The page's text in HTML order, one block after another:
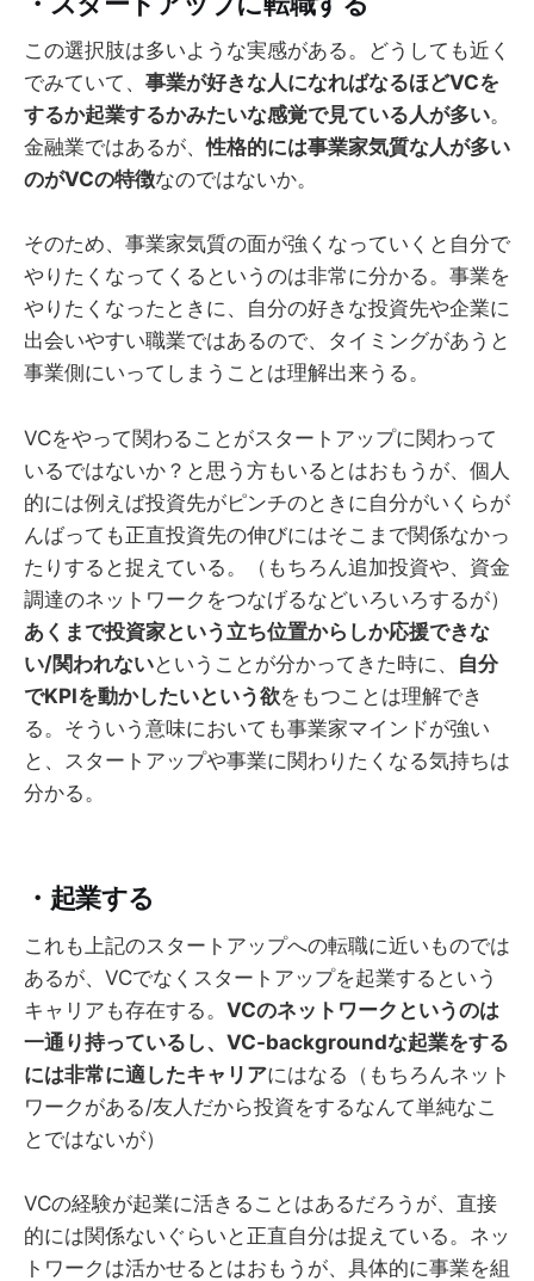
この選択肢は多いような実感がある。どうしても近く
でみていて、 事業が好きな人になればなるほどVCを
するか起業するかみたいな感覚で見ている人が多い。
金融業ではあるが、性格的には事業家気質な人が多い
のがVCの特徴なのではないか。
そのため、事業家気質の面が強くなっていくと自分で
やりたくなってくるというのは非常に分かる。事業を
やりたくなったときに、自分の好きな投資先や企業に
出会いやすい職業ではあるので、タイミングがあうと
事業側にいってしまうことは理解出来うる。
VCをやって関わることがスタートアップに関わって
いるではないか？と思う方もいるとはおもうが、個人
的には例えば投資先がピンチのときに自分がいくらが
んばっても正直投資先の伸びにはそこまで関係なかっ
たりすると捉えている。（もちろん追加投資や、資金
調達のネットワークをつなげるなどいろいろするが）
あくまで投資家という立ち位置からしか応援できな
い/関われないということが分かってきた時に、 自分
でKPIを動かしたいという欲をもつことは理解でき
る。そういう意味においても事業家マインドが強い
と、スタートアップや事業に関わりたくなる気持ちは
分かる。
・起業する
これも上記のスタートアップへの転職に近いものでは
あるが、VCでなくスタートアップを起業するという
キャリアも存在する。 VCのネットワークというのは
一通り持っているし、VC-backgroundな起業をする
には非常に適したキャリアにはなる（もちろんネット
ワークがある/友人だから投資をするなんて単純なこ
とではないが）
VCの経験が起業に活きることはあるだろうが、直接
的には関係ないぐらいと正直自分は捉えている。ネッ
トワークは活かせるとはおもうが、具体的に事業を組